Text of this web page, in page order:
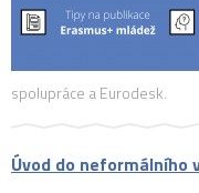
spolupráce a Eurodesk.
Úvod do neformálního